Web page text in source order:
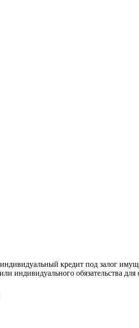
кредит под залог
обязательства для